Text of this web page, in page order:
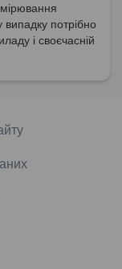
випадку потрібно
і своєчасній